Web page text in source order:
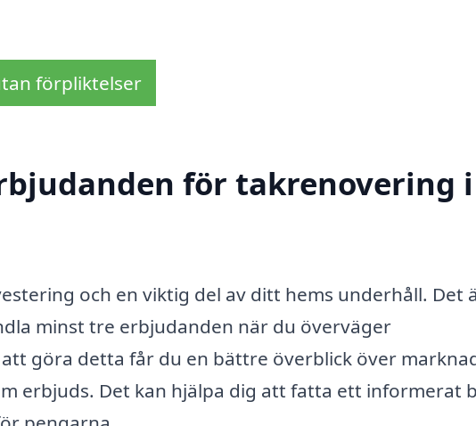
förpliktelser
för takrenovering i
och en viktig del av ditt hems underhåll. Det
minst tre erbjudanden när du överväger
att göra detta får du en bättre överblick över
erbjuds. Det kan hjälpa dig att fatta ett informerat